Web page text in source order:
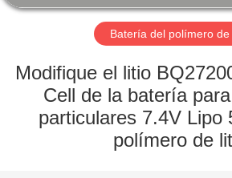
VIAJE
LA
FÁBRICA
CONTROL
Batería del polímero de
Modifique el litio
Cell de la batería
particulares 7.4V Lipo
polímero de